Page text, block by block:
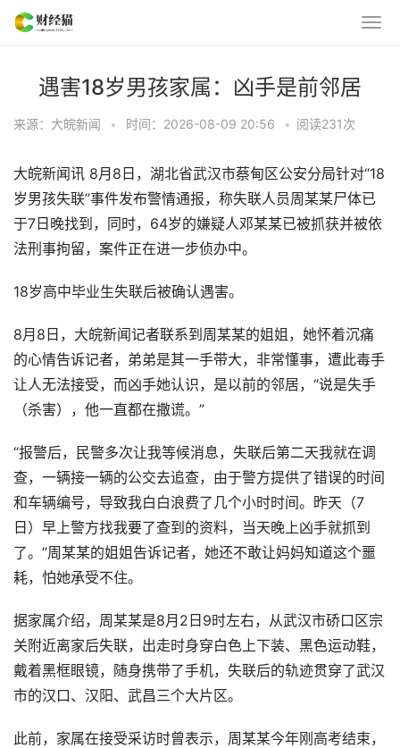
遇害18岁男孩家属：凶手是前邻居
来源：大皖新闻 • 时间：2026-08-09 20:56 • 阅读231次
大皖新闻讯 8月8日，湖北省武汉市蔡甸区公安分局针对“18
岁男孩失联”事件发布警情通报，称失联人员周某某尸体已
于7日晚找到，同时，64岁的嫌疑人邓某某已被抓获并被依
法刑事拘留，案件正在进一步侦办中。
18岁高中毕业生失联后被确认遇害。
8月8日，大皖新闻记者联系到周某某的姐姐，她怀着沉痛
的心情告诉记者，弟弟是其一手带大，非常懂事，遭此毒手
让人无法接受，而凶手她认识，是以前的邻居，“说是失手
（杀害），他一直都在撒谎。”
“报警后，民警多次让我等候消息，失联后第二天我就在调
查，一辆接一辆的公交去追查，由于警方提供了错误的时间
和车辆编号，导致我白白浪费了几个小时时间。昨天（7
日）早上警方找我要了查到的资料，当天晚上凶手就抓到
了。”周某某的姐姐告诉记者，她还不敢让妈妈知道这个噩
耗，怕她承受不住。
据家属介绍，周某某是8月2日9时左右，从武汉市硚口区宗
关附近离家后失联，出走时身穿白色上下装、黑色运动鞋，
戴着黑框眼镜，随身携带了手机，失联后的轨迹贯穿了武汉
市的汉口、汉阳、武昌三个大片区。
此前，家属在接受采访时曾表示，周某某今年刚高考结束，